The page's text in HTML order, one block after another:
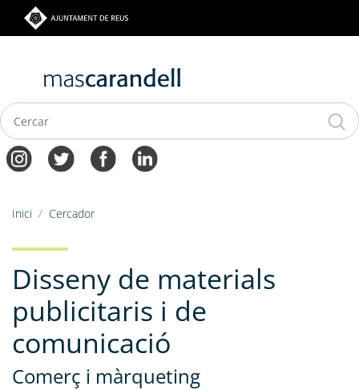
Navegació
Fil
Inici Cercador
Disseny de materials
publicitaris i de
comunicació
Comerç i màrqueting